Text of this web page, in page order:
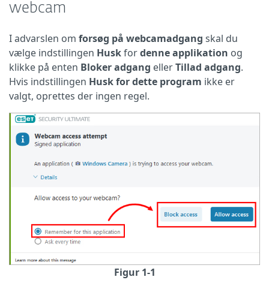
webcam
I advarslen om forsøg på webcamadgang skal du
vælge indstillingen Huskfordenne applikation og
klikke på enten Bloker adgang ellerTillad adgang.
Hvis indstillingen Husk for dette program ikke er
valgt, oprettes der ingen regel.
Figur 1-1